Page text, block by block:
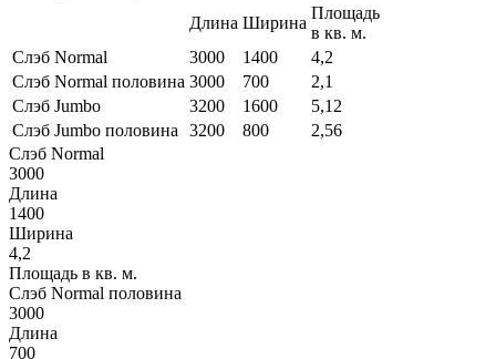
Длина Ширина
Площадь
в кв. м.
Слэб Normal
3000 1400
4,2
Слэб Normal половина 3000 700
2,1
Слэб Jumbo
3200 1600
5,12
Слэб Jumbo половина
3200 800
2,56
Слэб Normal
3000
Длина
1400
Ширина
4,2
Площадь в кв. м.
Слэб Normal половина
3000
Длина
700